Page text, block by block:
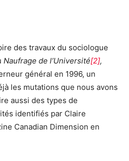
des travaux du sociologue
Naufrage de l’Université[2],
général en 1996, un
les mutations que nous avons
aussi des types de
identifiés par Claire
Canadian Dimension en